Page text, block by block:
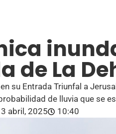
de La
su Entrada Triunfal a
de lluvia que se
abril, 2025 10:40